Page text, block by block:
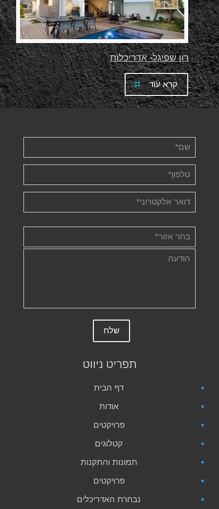
רון שפיגל- אדריכלות
קרא עוד
תפריט ניווט
דף הבית
אודות
פרויקטים
קטלוגים
תמונות והתקנות
פרויקטים
נבחרת האדריכלים